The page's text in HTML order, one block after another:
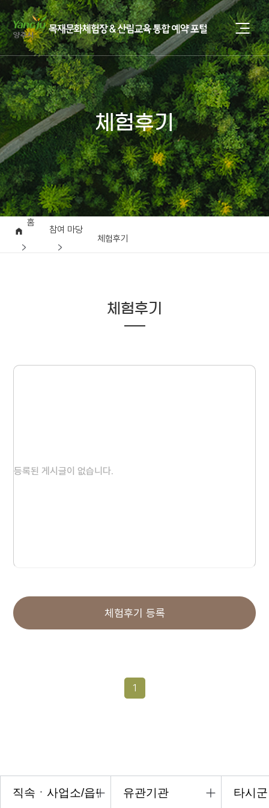
체험후기
홈
참여 마당
체험후기
체험후기
등록된 게시글이 없습니다.
체험후기 등록
1